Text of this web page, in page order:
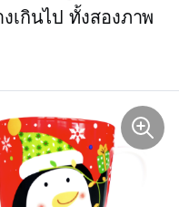
เกินไป ทั้งสองภาพ